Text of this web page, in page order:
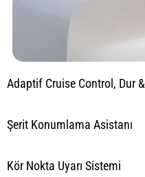
Adaptif Cruise Control, Dur
Şerit Konumlama Asistanı
Kör Nokta Uyarı Sistemi